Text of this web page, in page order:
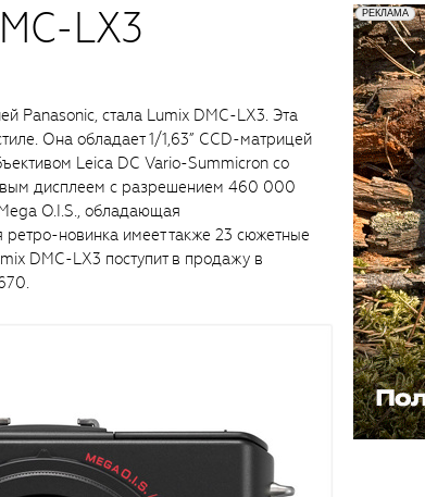
LX3
Panasonic, стала Lumix DMC-LX3. Эта
Она обладает 1/1,63” CCD-матрицей
Leica DC Vario-Summicron со
дисплеем с разрешением 460 000
O.I.S., обладающая
новинка имеет также 23 сюжетные
DMC-LX3 поступит в продажу в